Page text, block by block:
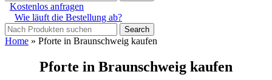
Kostenlos anfragen
Wie läuft die Bestellung ab?
Search
Home » Pforte in Braunschweig kaufen
Pforte in Braunschweig kaufen